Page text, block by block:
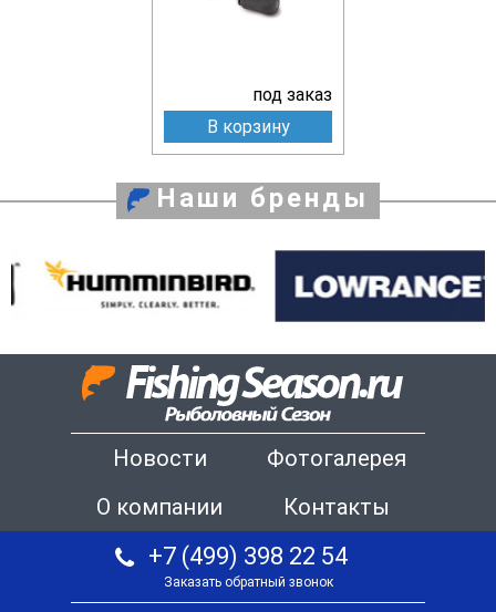
под заказ
В корзину
Наши бренды
Новости
Фотогалерея
О компании
Контакты
+7 (499) 398 22 54
Заказать обратный звонок